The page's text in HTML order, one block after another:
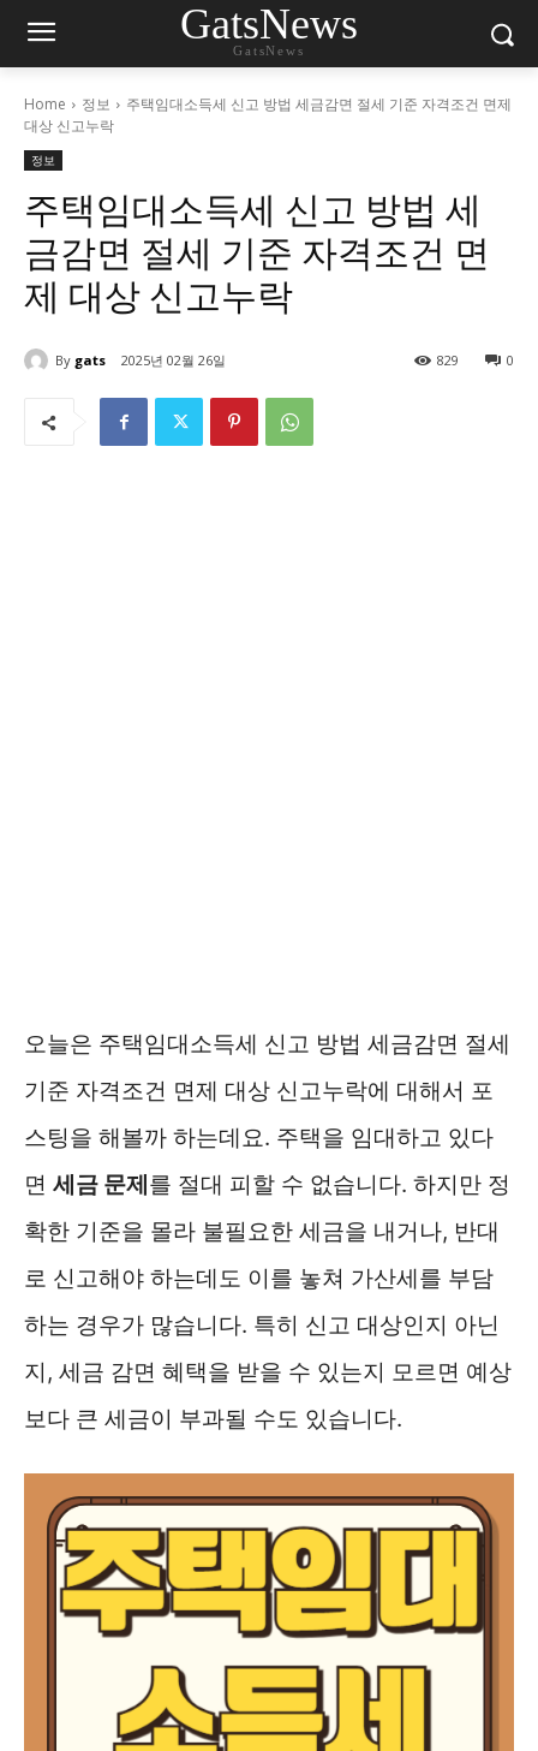
GatsNews
GatsNews
Home 정보
주택임대소득세 신고 방법 세금감면 절세 기준 자격조건 면제
대상 신고누락
정보
주택임대소득세 신고 방법 세
금감면 절세 기준 자격조건 면
제 대상 신고누락
By gats 2025년 02월 26일 0
829
오늘은 주택임대소득세 신고 방법 세금감면 절세
기준 자격조건 면제 대상 신고누락에 대해서 포
스팅을 해볼까 하는데요. 주택을 임대하고 있다
면 세금 문제 를 절대 피할 수 없습니다. 하지만 정
확한 기준을 몰라 불필요한 세금을 내거나, 반대
로 신고해야 하는데도 이를 놓쳐 가산세를 부담
하는 경우가 많습니다. 특히 신고 대상인지 아닌
지, 세금 감면 혜택을 받을 수 있는지 모르면 예상
보다 큰 세금이 부과될 수도 있습니다.